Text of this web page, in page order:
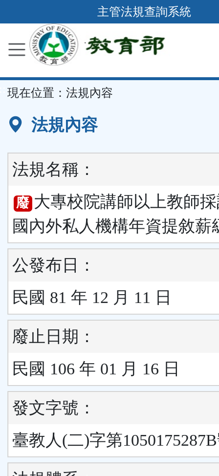
到
要
容
區
主管法規查詢系統
現在位置： 法規內容
法規內容
法規名稱：
廢 大專校院講師以上教師
國內外私人機構年資提敘薪
公發布日：
民國 81 年 12 月 11 日
廢止日期：
民國 106 年 01 月 16 日
發文字號：
臺教人(二)字第